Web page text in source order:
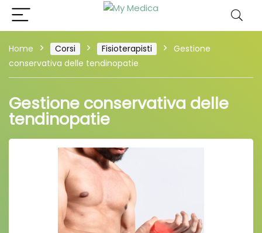
Home Corsi Fisioterapisti
Gestione
conservativa delle tendinopatie
Gestione conservativa delle
tendinopatie